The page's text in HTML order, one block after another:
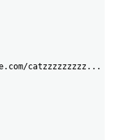
catzzzzzzzzz...